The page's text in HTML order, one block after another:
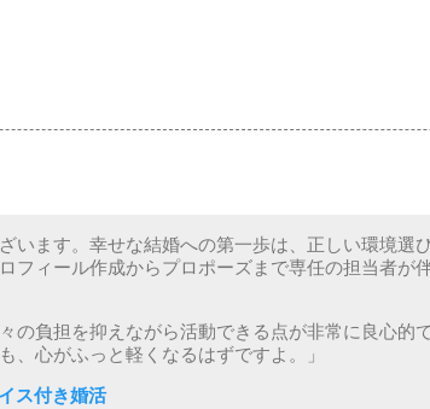
います。幸せな結婚への第一歩は、正しい環境選
フィール作成からプロポーズまで専任の担当者が
の負担を抑えながら活動できる点が非常に良心的
、心がふっと軽くなるはずですよ。」
ス付き婚活